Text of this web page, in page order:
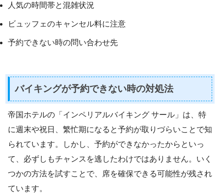
人気の時間帯と混雑状況
ビュッフェのキャンセル料に注意
予約できない時の問い合わせ先
バイキングが予約できない時の対処法
帝国ホテルの「インペリアルバイキング サール」は、特
に週末や祝日、繁忙期になると予約が取りづらいことで知
られています。しかし、予約ができなかったからといっ
て、必ずしもチャンスを逃したわけではありません。いく
つかの方法を試すことで、席を確保できる可能性が残され
ています。